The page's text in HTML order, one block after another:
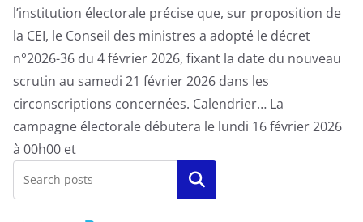
l’institution électorale précise que, sur proposition de
la CEI, le Conseil des ministres a adopté le décret
n°2026-36 du 4 février 2026, fixant la date du nouveau
scrutin au samedi 21 février 2026 dans les
circonscriptions concernées. Calendrier… La
campagne électorale débutera le lundi 16 février 2026
à 00h00 et
Rechercher